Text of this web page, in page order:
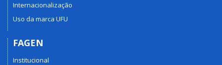
Internacionalização
Uso da marca UFU
FAGEN
Institucional